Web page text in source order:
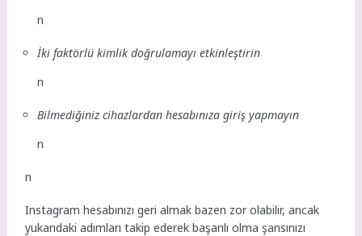
n
İki faktörlü kimlik doğrulamayı etkinleştirin
n
Bilmediğiniz cihazlardan hesabınıza giriş yapmayın
n
n
Instagram hesabınızı geri almak bazen zor olabilir, ancak
yukarıdaki adımları takip ederek başarılı olma şansınızı